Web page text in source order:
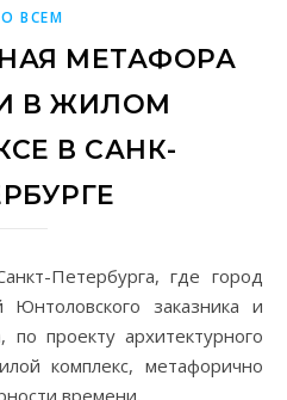
ВСЕМ
МЕТАФОРА
В ЖИЛОМ
В САНК-
Юнтоловского заказника и
проекту архитектурного
комплекс, метафорично
времени.